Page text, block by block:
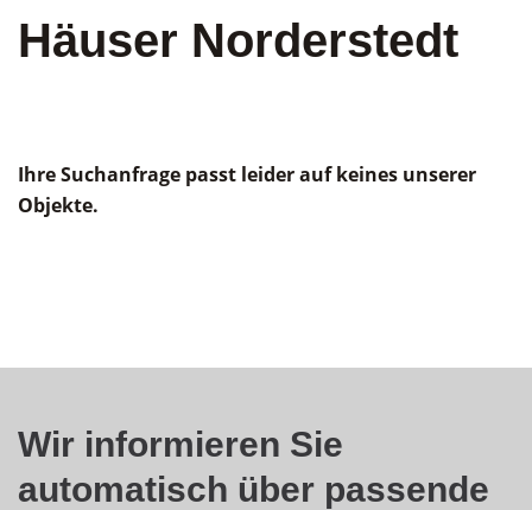
Häuser Norderstedt
Ihre Suchanfrage passt leider auf keines unserer
Objekte.
Wir informieren Sie
automatisch über passende